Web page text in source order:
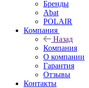
Бренды
Abat
POLAIR
Компания
Назад
Компания
О компании
Гарантия
Отзывы
Контакты